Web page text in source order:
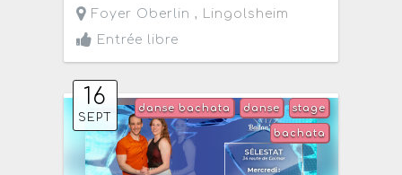
Foyer Oberlin , Lingolsheim
Entrée libre
16
SEPT
stage
danse
danse bachata
bachata